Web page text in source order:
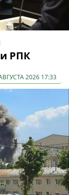
РПК
2026 17:33